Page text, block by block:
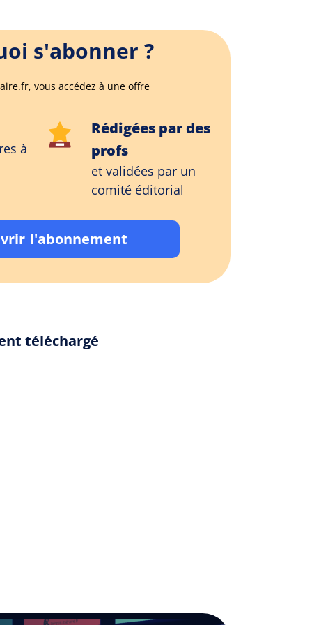
s'abonner ?
vous accédez à une offre
à
Rédigées par des
profs
et validées par un
comité éditorial
l'abonnement
téléchargé